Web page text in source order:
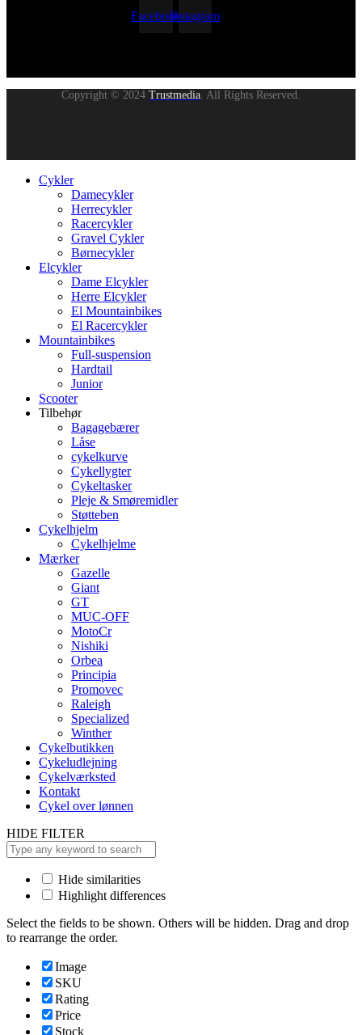
FacebookInstagram
Copyright © 2024 Trustmedia . All Rights Reserved.
Cykler
Damecykler
Herrecykler
Racercykler
Gravel Cykler
Børnecykler
Elcykler
Dame Elcykler
Herre Elcykler
El Mountainbikes
El Racercykler
Mountainbikes
Full-suspension
Hardtail
Junior
Scooter
Tilbehør
Bagagebærer
Låse
cykelkurve
Cykellygter
Cykeltasker
Pleje & Smøremidler
Støtteben
Cykelhjelm
Cykelhjelme
Mærker
Gazelle
Giant
GT
MUC-OFF
MotoCr
Nishiki
Orbea
Principia
Promovec
Raleigh
Specialized
Winther
Cykelbutikken
Cykeludlejning
Cykelværksted
Kontakt
Cykel over lønnen
HIDE FILTER
Hide similarities
Highlight differences
Select the fields to be shown. Others will be hidden. Drag and drop
to rearrange the order.
Image
SKU
Rating
Price
Stock